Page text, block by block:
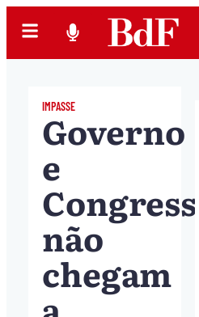
IMPASSE
Governo
e
Congresso
não
chegam